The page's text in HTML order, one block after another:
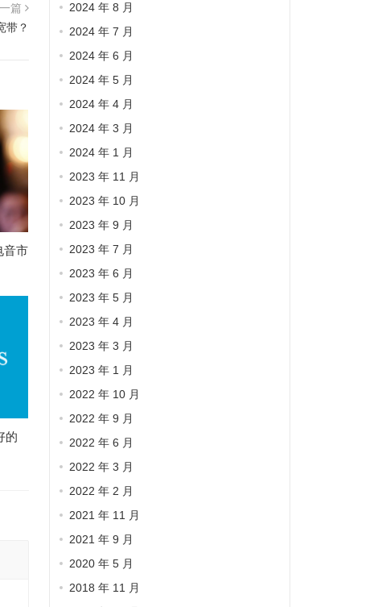
篇
带？
音市
的
2024 年 8 月
2024 年 7 月
2024 年 6 月
2024 年 5 月
2024 年 4 月
2024 年 3 月
2024 年 1 月
2023 年 11 月
2023 年 10 月
2023 年 9 月
2023 年 7 月
2023 年 6 月
2023 年 5 月
2023 年 4 月
2023 年 3 月
2023 年 1 月
2022 年 10 月
2022 年 9 月
2022 年 6 月
2022 年 3 月
2022 年 2 月
2021 年 11 月
2021 年 9 月
2020 年 5 月
2018 年 11 月